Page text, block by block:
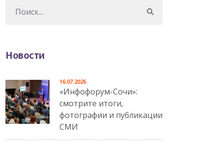
Новости
«Инфофорум-Сочи»:
смотрите итоги,
фотографии и публикации
СМИ
16.07.2026